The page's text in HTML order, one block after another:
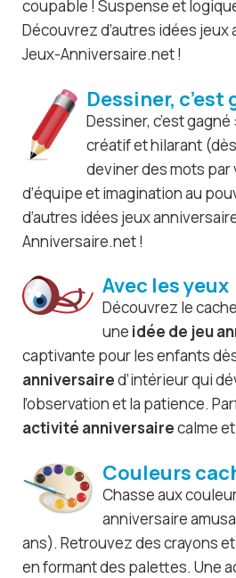
coupable ! Suspense et
Découvrez d’autres idées
Jeux-Anniversaire.net !
Dessiner,
Dessiner, c’est
créatif et hilarant
deviner des mots par
d’équipe et imagination au
d’autres idées jeux
Anniversaire.net !
Avec les yeux
Découvrez le
une idée de jeu
captivante pour les enfants
anniversaired’intérieur qui
l’observation et la patience.
activité anniversairecalme
Couleurs
Chasse aux
anniversaire
ans). Retrouvez des crayons
en formant des palettes. Une